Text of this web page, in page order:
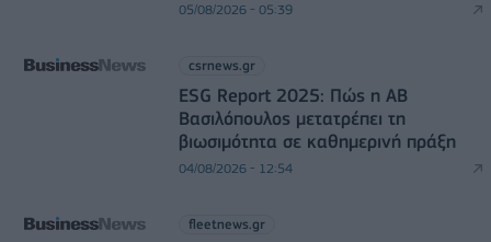
05/08/2026 - 05:39
csrnews.gr
ESG Report 2025: Πώς η ΑΒ
Βασιλόπουλος μετατρέπει τη
βιωσιμότητα σε καθημερινή πράξη
04/08/2026 - 12:54
fleetnews.gr